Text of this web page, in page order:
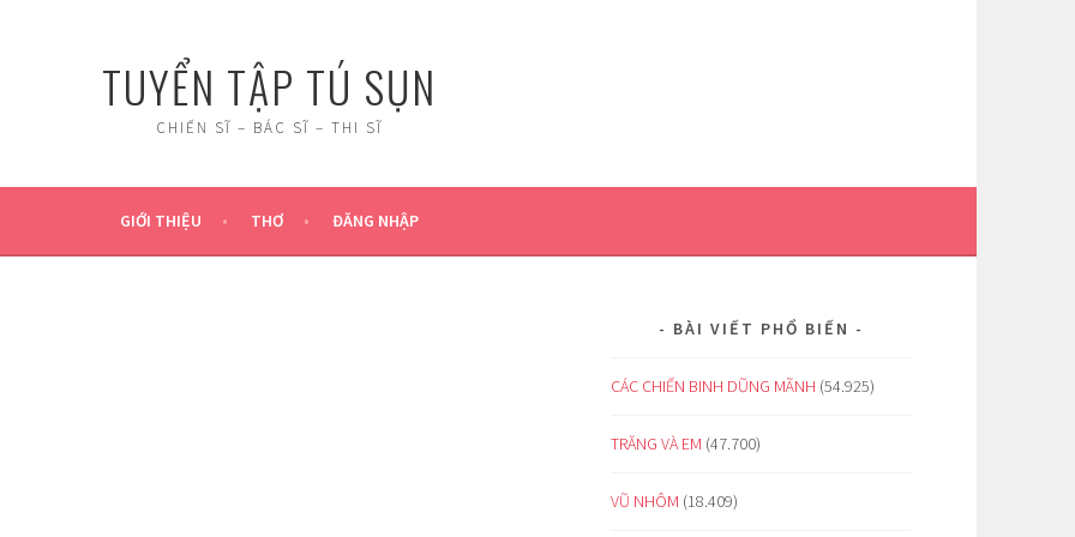
TUYỂN TẬP TÚ SỤN
CHIẾN SĨ – BÁC SĨ – THI SĨ
GIỚI THIỆU THƠ ĐĂNG NHẬP
BÀI VIẾT PHỔ BIẾN
CÁC CHIẾN BINH DŨNG MÃNH (54.925)
TRĂNG VÀ EM (47.700)
VŨ NHÔM (18.409)